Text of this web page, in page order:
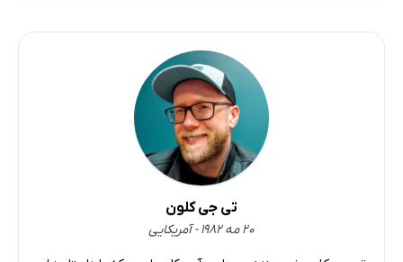
تی جی کلون
۲۰ مه ۱۹۸۲ - آمریکایی